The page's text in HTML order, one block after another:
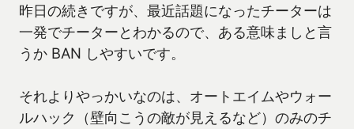
昨日の続きですが、最近話題になったチーターは
一発でチーターとわかるので、ある意味ましと言
うか BAN しやすいです。
それよりやっかいなのは、オートエイムやウォー
ルハック（壁向こうの敵が見えるなど）のみのチ